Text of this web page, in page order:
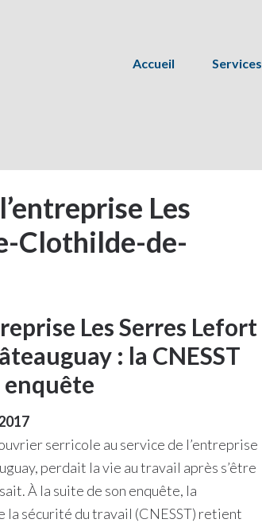
Accueil Services
Les
Clothilde-de-
Les Serres Lefort
: la CNESST
enquête
serricole au service de l’entreprise
perdait la vie au travail après s’être
À la suite de son enquête, la
la sécurité du travail (CNESST) retient